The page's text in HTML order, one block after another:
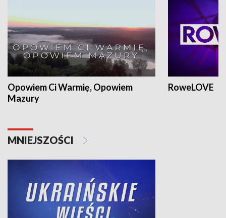
Opowiem Ci Warmię, Opowiem
Mazury
RoweLOVE
MNIEJSZOŚCI